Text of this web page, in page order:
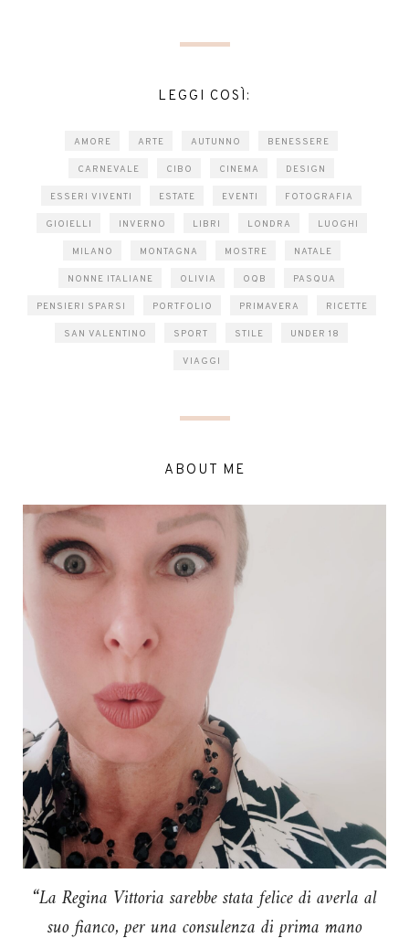
LEGGI COSÌ:
AMORE ARTE AUTUNNO BENESSERE
CARNEVALE CIBO CINEMA DESIGN
ESSERI VIVENTI ESTATE EVENTI FOTOGRAFIA
GIOIELLI INVERNO LIBRI LONDRA LUOGHI
MILANO MONTAGNA MOSTRE NATALE
NONNE ITALIANE OLIVIA OQB PASQUA
PENSIERI SPARSI PORTFOLIO PRIMAVERA RICETTE
SAN VALENTINO SPORT STILE UNDER 18
VIAGGI
ABOUT ME
“La Regina Vittoria sarebbe stata felice di averla al
suo fianco, per una consulenza di prima mano